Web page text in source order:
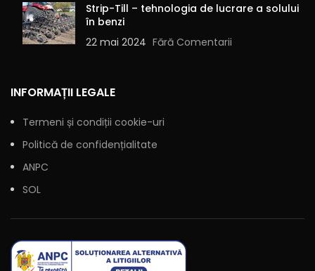
Strip-Till – tehnologia de lucrare a solului
în benzi
22 mai 2024 Fără Comentarii
INFORMAȚII LEGALE
Termeni și condiții cookie-uri
Politică de confidențialitate
ANPC
SOL